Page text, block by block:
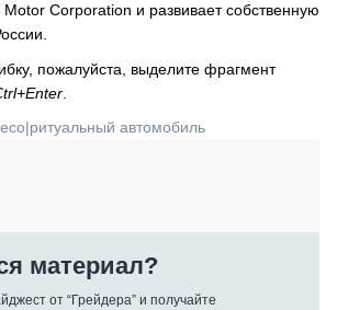
Motor Corporation и развивает собственную
пожалуйста, выделите фрагмент
|ритуальный автомобиль
материал?
от “Грейдера” и получайте